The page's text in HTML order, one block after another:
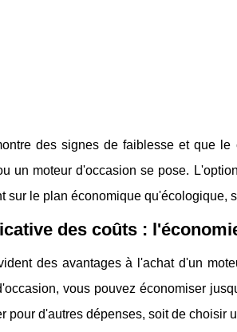
des signes de faiblesse et que
un moteur d'occasion se pose.
sur le plan économique qu'écologique,
des coûts :
des avantages à l'achat d'un
vous pouvez économiser
pour d'autres dépenses, soit de